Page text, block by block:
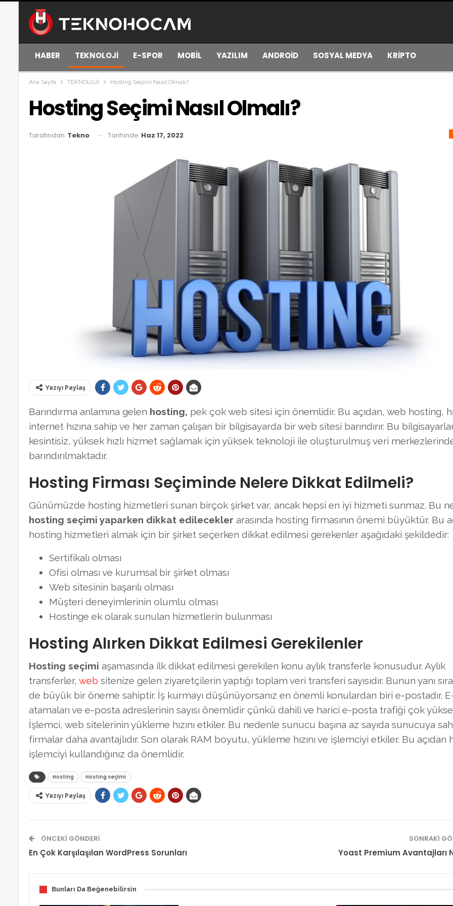
HABER TEKNOLOJİ E-SPOR MOBİL YAZILIM ANDROİD SOSYAL MEDYA KRİPTO
Ana Sayfa TEKNOLOJİ Hosting Seçimi Nasıl Olmalı?
Hosting Seçimi Nasıl Olmalı?
Tarafından Tekno Tarihinde Haz 17, 2022
Yazıyı Paylaş
Barındırma anlamına gelen hosting, pek çok web sitesi için önemlidir. Bu açıdan, web hosting,
internet hızına sahip ve her zaman çalışan bir bilgisayarda bir web sitesi barındırır. Bu
kesintisiz, yüksek hızlı hizmet sağlamak için yüksek teknoloji ile oluşturulmuş veri
barındırılmaktadır.
Hosting Firması Seçiminde Nelere Dikkat Edilmeli?
Günümüzde hosting hizmetleri sunan birçok şirket var, ancak hepsi en iyi hizmeti sunmaz. Bu
hosting seçimi yaparken dikkat edilecekler arasında hosting firmasının önemi büyüktür. Bu
hosting hizmetleri almak için bir şirket seçerken dikkat edilmesi gerekenler aşağıdaki şekildedir:
Sertifikalı olması
Ofisi olması ve kurumsal bir şirket olması
Web sitesinin başarılı olması
Müşteri deneyimlerinin olumlu olması
Hostinge ek olarak sunulan hizmetlerin bulunması
Hosting Alırken Dikkat Edilmesi Gerekilenler
Hosting seçimi aşamasında ilk dikkat edilmesi gerekilen konu aylık transferle konusudur. Aylık
transferler, web sitenize gelen ziyaretçilerin yaptığı toplam veri transferi sayısıdır. Bunun yanı
de büyük bir öneme sahiptir. İş kurmayı düşünüyorsanız en önemli konulardan biri e-postadır.
atamaları ve e-posta adreslerinin sayısı önemlidir çünkü dahili ve harici e-posta trafiği çok
İşlemci, web sitelerinin yükleme hızını etkiler. Bu nedenle sunucu başına az sayıda sunucuya
firmalar daha avantajlıdır. Son olarak RAM boyutu, yükleme hızını ve işlemciyi etkiler. Bu açıdan
işlemciyi kullandığınız da önemlidir.
Hosting Hosting seçimi
Yazıyı Paylaş
ÖNCEKI GÖNDERI
En Çok Karşılaşılan WordPress Sorunları
SONRAKI
Yoast Premium Avantajları
Bunları Da Beğenebilirsin